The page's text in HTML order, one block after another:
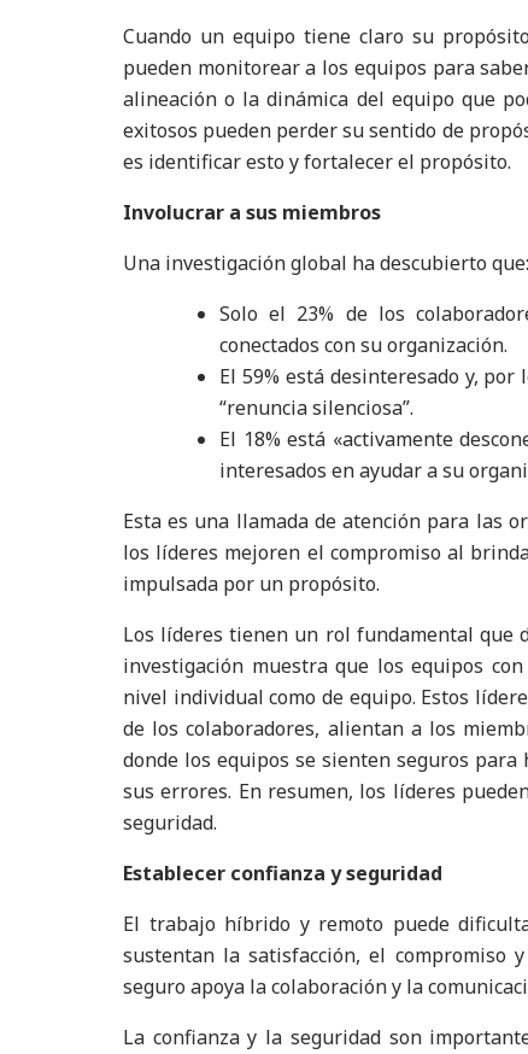
Cuando un equipo tiene claro su
pueden monitorear a los equipos para
alineación o la dinámica del equipo que
exitosos pueden perder su sentido de
es identificar esto y fortalecer el propósito.
Involucrar a sus miembros
Una investigación global ha descubierto que:
Solo el 23% de los
conectados con su organización.
El 59% está desinteresado y,
“renuncia silenciosa”.
El 18% está «activamente
interesados en ayudar a su
Esta es una llamada de atención para las
los líderes mejoren el compromiso al
impulsada por un propósito.
Los líderes tienen un rol fundamental que
investigación muestra que los equipos
nivel individual como de equipo. Estos
de los colaboradores, alientan a los
donde los equipos se sienten seguros
sus errores. En resumen, los líderes
seguridad.
Establecer confianza y seguridad
El trabajo híbrido y remoto puede
sustentan la satisfacción, el compromiso
seguro apoya la colaboración y la
La confianza y la seguridad son